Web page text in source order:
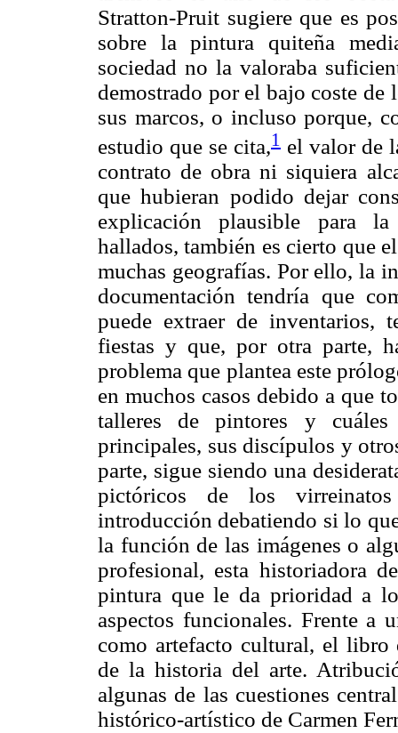
Stratton-Pruit sugiere que es
sobre la pintura quiteña
sociedad no la valoraba
demostrado por el bajo coste
sus marcos, o incluso porque,
estudio que se cita,1 el valor de
contrato de obra ni siquiera
que hubieran podido dejar
explicación plausible para la
hallados, también es cierto que
muchas geografías. Por ello, la
documentación tendría que
puede extraer de inventarios,
fiestas y que, por otra parte,
problema que plantea este
en muchos casos debido a que
talleres de pintores y
principales, sus discípulos y
parte, sigue siendo una
pictóricos de los
introducción debatiendo si lo
la función de las imágenes o
profesional, esta historiadora
pintura que le da prioridad a
aspectos funcionales. Frente a
como artefacto cultural, el
de la historia del arte.
algunas de las cuestiones
histórico-artístico de Carmen